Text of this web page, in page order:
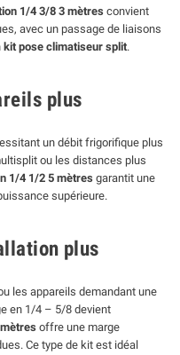
1/4 3/8 3 mètres convient
avec un passage de liaisons
kit pose climatiseur split.
plus
un débit frigorifique plus
ou les distances plus
1/4 1/2 5 mètres garantit une
supérieure.
plus
les appareils demandant une
en 1/4 – 5/8 devient
offre une marge
Ce type de kit est idéal